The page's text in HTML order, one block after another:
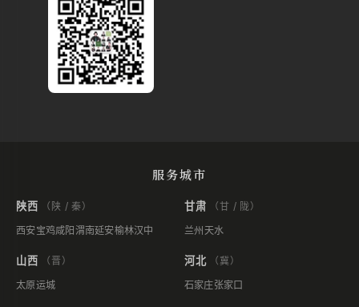
服务城市
陕西
（陕 / 秦）
西安宝鸡咸阳 渭南延安榆林汉中
甘肃
（甘 / 陇）
兰州 天水
山西
（晋）
太原运城
河北
（冀）
石家庄张家口